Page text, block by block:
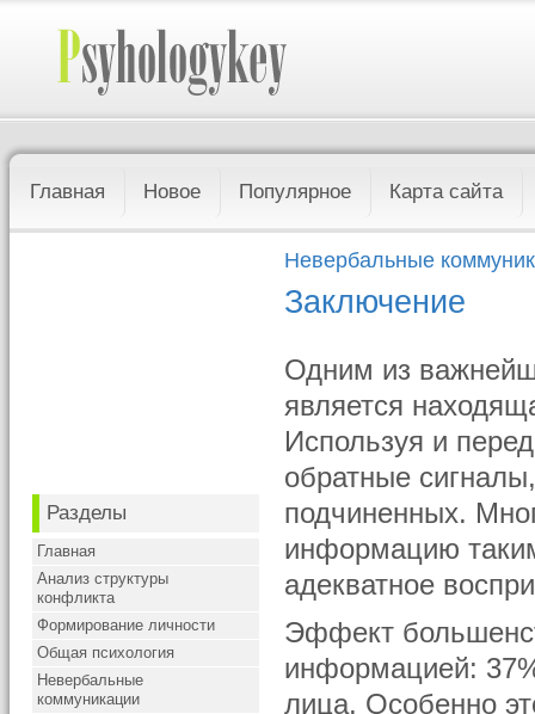
Главная Новое Популярное Карта сайта
Разделы
Главная
Анализ структуры
конфликта
Формирование личности
Общая психология
Невербальные
коммуникации
Невербальные
Заключение
Одним из
является
Используя и
обратные
подчиненных.
информацию
адекватное
Эффект
информацией:
лица. Особенно